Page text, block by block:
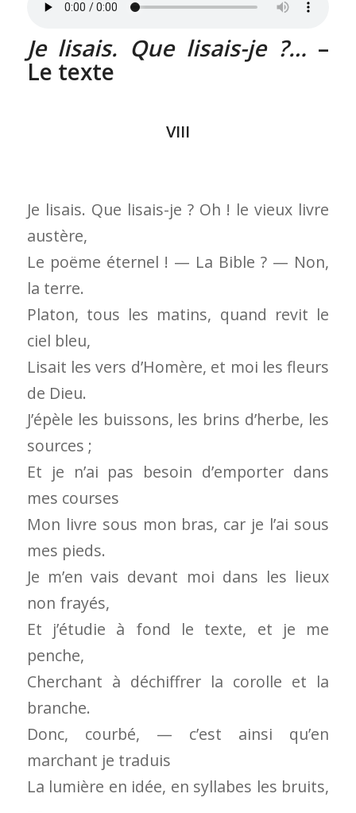
Je lisais. Que lisais-je ?… –
Le texte
VIII
Je lisais. Que lisais-je ? Oh ! le vieux livre
austère,
Le poëme éternel ! — La Bible ? — Non,
la terre.
Platon, tous les matins, quand revit le
ciel bleu,
Lisait les vers d’Homère, et moi les fleurs
de Dieu.
J’épèle les buissons, les brins d’herbe, les
sources ;
Et je n’ai pas besoin d’emporter dans
mes courses
Mon livre sous mon bras, car je l’ai sous
mes pieds.
Je m’en vais devant moi dans les lieux
non frayés,
Et j’étudie à fond le texte, et je me
penche,
Cherchant à déchiffrer la corolle et la
branche.
Donc, courbé, — c’est ainsi qu’en
marchant je traduis
La lumière en idée, en syllabes les bruits,